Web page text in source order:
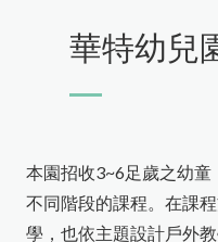
班級相本
聯絡我們
華特幼兒
本園招收3~6足歲之幼
不同階段的課程。在課
學，也依主題設計戶外